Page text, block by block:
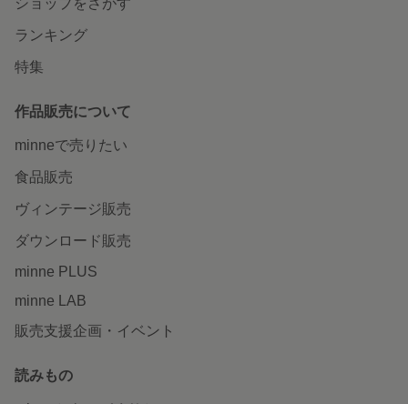
ランキング
特集
作品販売について
minneで売りたい
食品販売
ヴィンテージ販売
ダウンロード販売
minne PLUS
minne LAB
販売支援企画・イベント
読みもの